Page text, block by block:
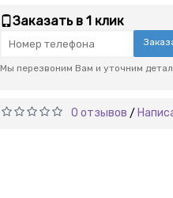
Заказать в 1 клик
Мы перезвоним Вам и уточним
0 отзывов /